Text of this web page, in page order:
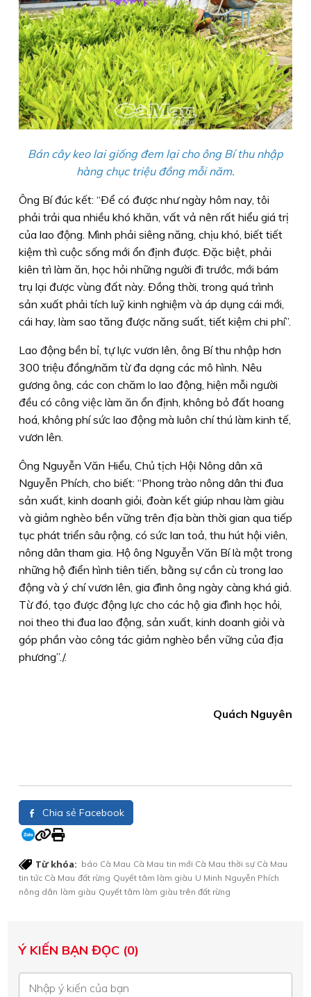
Bán cây keo lai giống đem lại cho ông Bí thu nhập
hàng chục triệu đồng mỗi năm.
Ông Bí đúc kết: “Ðể có được như ngày hôm nay, tôi
phải trải qua nhiều khó khăn, vất vả nên rất hiểu giá trị
của lao động. Mình phải siêng năng, chịu khó, biết tiết
kiệm thì cuộc sống mới ổn định được. Ðặc biệt, phải
kiên trì làm ăn, học hỏi những người đi trước, mới bám
trụ lại được vùng đất này. Ðồng thời, trong quá trình
sản xuất phải tích luỹ kinh nghiệm và áp dụng cái mới,
cái hay, làm sao tăng được năng suất, tiết kiệm chi phí”.
Lao động bền bỉ, tự lực vươn lên, ông Bí thu nhập hơn
300 triệu đồng/năm từ đa dạng các mô hình. Nêu
gương ông, các con chăm lo lao động, hiện mỗi người
đều có công việc làm ăn ổn định, không bỏ đất hoang
hoá, không phí sức lao động mà luôn chí thú làm kinh tế,
vươn lên.
Ông Nguyễn Văn Hiểu, Chủ tịch Hội Nông dân xã
Nguyễn Phích, cho biết: “Phong trào nông dân thi đua
sản xuất, kinh doanh giỏi, đoàn kết giúp nhau làm giàu
và giảm nghèo bền vững trên địa bàn thời gian qua tiếp
tục phát triển sâu rộng, có sức lan toả, thu hút hội viên,
nông dân tham gia. Hộ ông Nguyễn Văn Bí là một trong
những hộ điển hình tiên tiến, bằng sự cần cù trong lao
động và ý chí vươn lên, gia đình ông ngày càng khá giả.
Từ đó, tạo được động lực cho các hộ gia đình học hỏi,
noi theo thi đua lao động, sản xuất, kinh doanh giỏi và
góp phần vào công tác giảm nghèo bền vững của địa
phương”./.
Quách Nguyên
Chia sẻ Facebook
Từ khóa: báo Cà Mau Cà Mau tin mới Cà Mau thời sự Cà Mau
tin tức Cà Mau đất rừng Quyết tâm làm giàu U Minh Nguyễn Phích
nông dân làm giàu Quyết tâm làm giàu trên đất rừng
Ý KIẾN BẠN ĐỌC (0)